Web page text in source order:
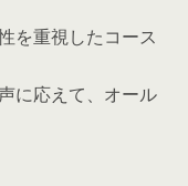
を重視したコース
に応えて、オール